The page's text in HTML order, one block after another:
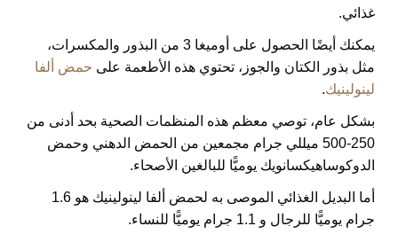
غذائي.
يمكنك أيضًا الحصول على أوميغا 3 من البذور والمكسرات،
مثل بذور الكتان والجوز، تحتوي هذه الأطعمة على حمض ألفا
لينولينيك.
بشكل عام، توصي معظم هذه المنظمات الصحية بحد أدنى من
250-500 ميللي جرام مجمعين من الحمض الدهني وحمض
الدوكوساهيكسانويك يوميًّا للبالغين الأصحاء.
أما البديل الغذائي الموصى به لحمض ألفا لينولينيك هو 1.6
جرام يوميًّا للرجال و 1.1 جرام يوميًّا للنساء.